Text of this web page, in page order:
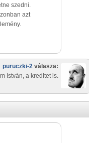
szedni.
azt
puruczki-2 válasza:
István, a kreditet is.